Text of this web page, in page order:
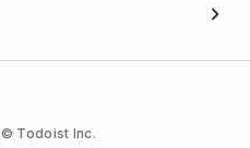
© Todoist Inc.